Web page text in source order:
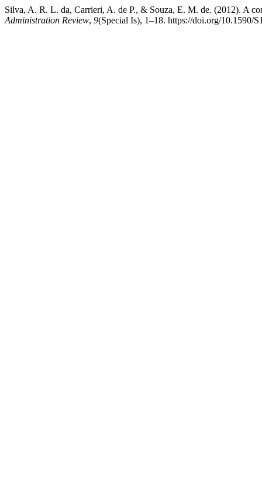
Silva, A. R. L. da, Carrieri, A. de P., & Souza, E. M. de. (2012). A
Administration Review, 9(Special Is), 1–18. https://doi.org/10.1590/